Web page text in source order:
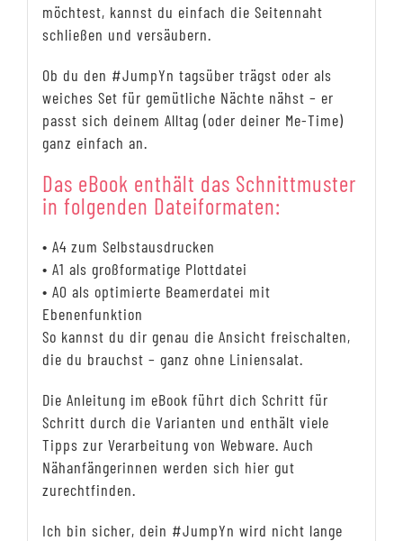
möchtest, kannst du einfach die Seitennaht
schließen und versäubern.
Ob du den #JumpYn tagsüber trägst oder als
weiches Set für gemütliche Nächte nähst – er
passt sich deinem Alltag (oder deiner Me-Time)
ganz einfach an.
Das eBook enthält das Schnittmuster
in folgenden Dateiformaten:
• A4 zum Selbstausdrucken
• A1 als großformatige Plottdatei
• A0 als optimierte Beamerdatei mit
Ebenenfunktion
So kannst du dir genau die Ansicht freischalten,
die du brauchst – ganz ohne Liniensalat.
Die Anleitung im eBook führt dich Schritt für
Schritt durch die Varianten und enthält viele
Tipps zur Verarbeitung von Webware. Auch
Nähanfängerinnen werden sich hier gut
zurechtfinden.
Ich bin sicher, dein #JumpYn wird nicht lange